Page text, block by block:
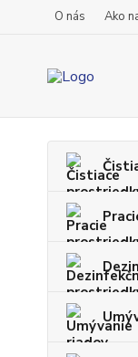
O nás Ako